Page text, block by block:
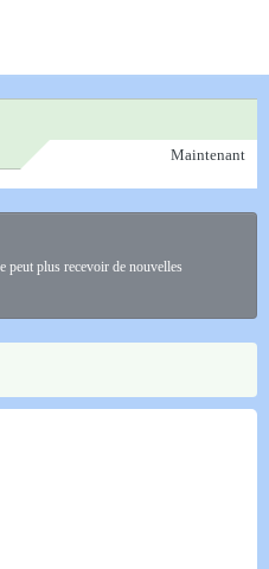
Maintenant
peut plus recevoir de nouvelles